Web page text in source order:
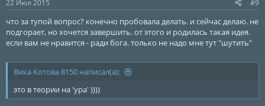
22 Июл 2015 #9
что за тупой вопрос? конечно пробовала делать. и сейчас делаю. не
подгорает, но хочется завершить. от этого и родилась такая идея.
если вам не нравится - ради бога. только не надо мне тут "шутить"
Вика Котова 8150 написал(а):
это в теории на 'ура' ))))